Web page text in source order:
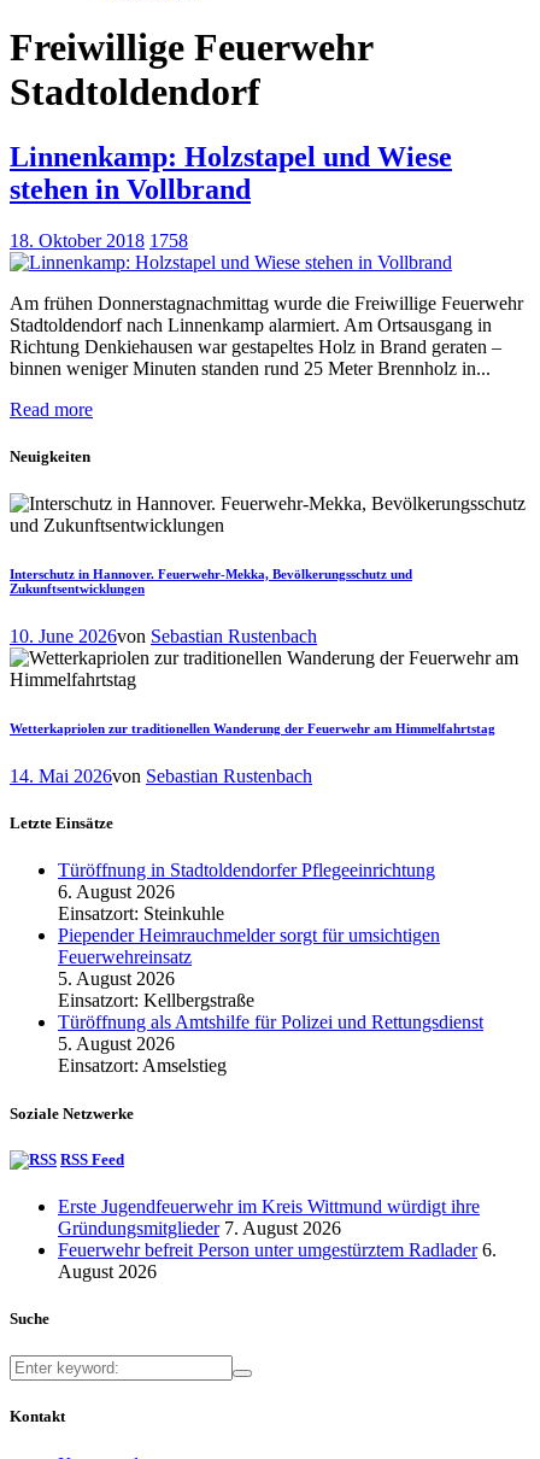
Freiwillige Feuerwehr
Stadtoldendorf
Linnenkamp: Holzstapel und Wiese
stehen in Vollbrand
18. Oktober 2018 1758
Am frühen Donnerstagnachmittag wurde die Freiwillige Feuerwehr
Stadtoldendorf nach Linnenkamp alarmiert. Am Ortsausgang in
Richtung Denkiehausen war gestapeltes Holz in Brand geraten –
binnen weniger Minuten standen rund 25 Meter Brennholz in...
Read more
Neuigkeiten
Interschutz in Hannover. Feuerwehr-Mekka, Bevölkerungsschutz und
Zukunftsentwicklungen
10. June 2026von Sebastian Rustenbach
Wetterkapriolen zur traditionellen Wanderung der Feuerwehr am Himmelfahrtstag
14. Mai 2026von Sebastian Rustenbach
Letzte Einsätze
Türöffnung in Stadtoldendorfer Pflegeeinrichtung
6. August 2026
Einsatzort: Steinkuhle
Piepender Heimrauchmelder sorgt für umsichtigen
Feuerwehreinsatz
5. August 2026
Einsatzort: Kellbergstraße
Türöffnung als Amtshilfe für Polizei und Rettungsdienst
5. August 2026
Einsatzort: Amselstieg
Soziale Netzwerke
RSS Feed
Erste Jugendfeuerwehr im Kreis Wittmund würdigt ihre
Gründungsmitglieder 7. August 2026
Feuerwehr befreit Person unter umgestürztem Radlader 6.
August 2026
Suche
Kontakt